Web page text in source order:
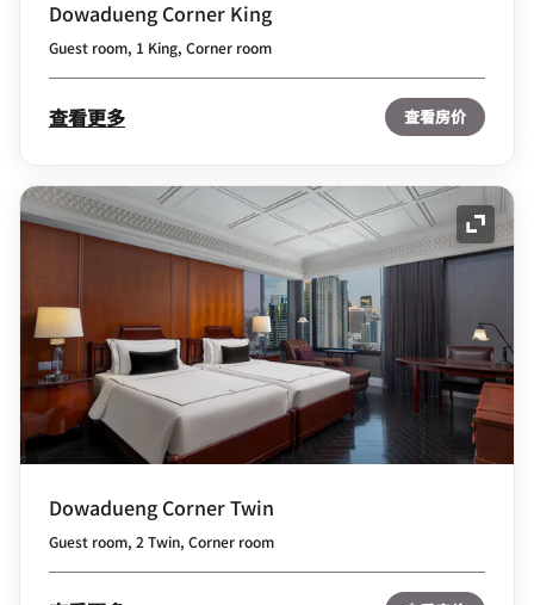
Dowadueng Corner King
Guest room, 1 King, Corner room
查看更多 查看房价
展开
Dowadueng Corner Twin
Guest room, 2 Twin, Corner room